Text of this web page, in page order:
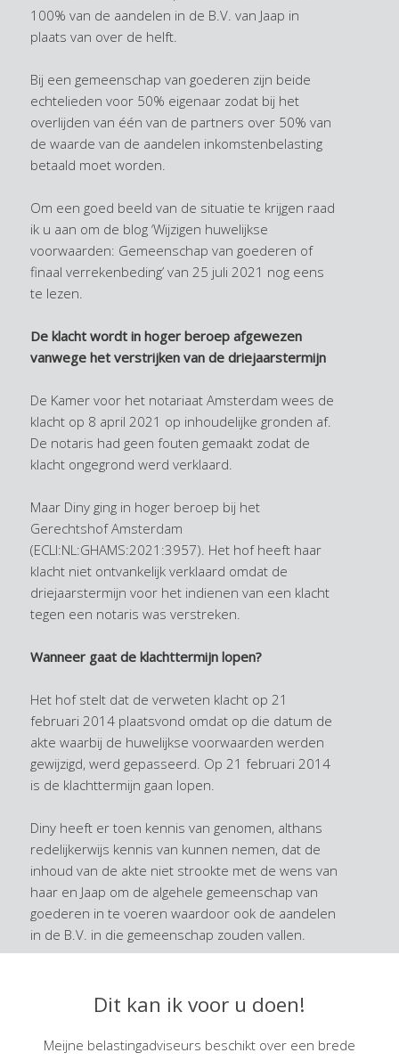
100% van de aandelen in de B.V. van Jaap in
plaats van over de helft.
Bij een gemeenschap van goederen zijn beide
echtelieden voor 50% eigenaar zodat bij het
overlijden van één van de partners over 50% van
de waarde van de aandelen inkomstenbelasting
betaald moet worden.
Om een goed beeld van de situatie te krijgen raad
ik u aan om de blog ‘Wijzigen huwelijkse
voorwaarden: Gemeenschap van goederen of
finaal verrekenbeding’ van 25 juli 2021 nog eens
te lezen.
De klacht wordt in hoger beroep afgewezen
vanwege het verstrijken van de driejaarstermijn
De Kamer voor het notariaat Amsterdam wees de
klacht op 8 april 2021 op inhoudelijke gronden af.
De notaris had geen fouten gemaakt zodat de
klacht ongegrond werd verklaard.
Maar Diny ging in hoger beroep bij het
Gerechtshof Amsterdam
(ECLI:NL:GHAMS:2021:3957). Het hof heeft haar
klacht niet ontvankelijk verklaard omdat de
driejaarstermijn voor het indienen van een klacht
tegen een notaris was verstreken.
Wanneer gaat de klachttermijn lopen?
Het hof stelt dat de verweten klacht op 21
februari 2014 plaatsvond omdat op die datum de
akte waarbij de huwelijkse voorwaarden werden
gewijzigd, werd gepasseerd. Op 21 februari 2014
is de klachttermijn gaan lopen.
Diny heeft er toen kennis van genomen, althans
redelijkerwijs kennis van kunnen nemen, dat de
inhoud van de akte niet strookte met de wens van
haar en Jaap om de algehele gemeenschap van
goederen in te voeren waardoor ook de aandelen
in de B.V. in die gemeenschap zouden vallen.
dat reeds bij het overlijden van Jaap over het
moeten worden, doet hier niet aan af. Want voor
Dit kan ik voor u doen!
Meijne belastingadviseurs beschikt over een brede